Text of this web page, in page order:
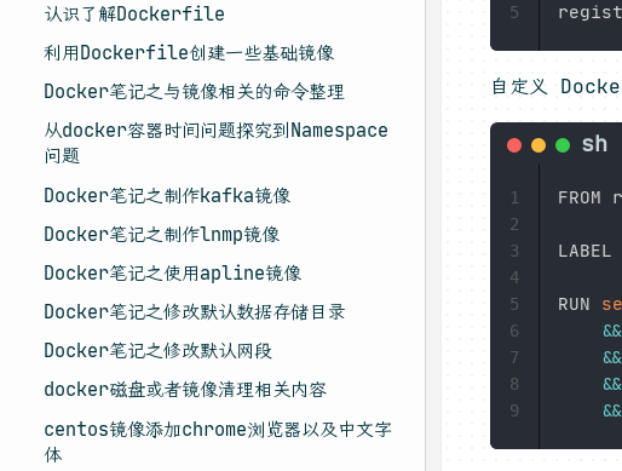
认识了解Dockerfile
利用Dockerfile创建一些基础镜像
Docker笔记之与镜像相关的命令整理
从docker容器时间问题探究到Namespace
问题
Docker笔记之制作kafka镜像
Docker笔记之制作lnmp镜像
Docker笔记之使用apline镜像
Docker笔记之修改默认数据存储目录
Docker笔记之修改默认网段
docker磁盘或者镜像清理相关内容
centos镜像添加chrome浏览器以及中文字
体
5
自定义
RUN
&&
&&
&&
&&
1
2
3
4
5
6
7
8
9